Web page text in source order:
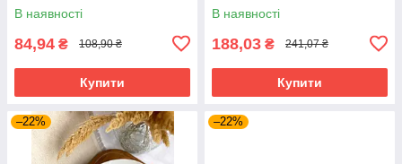
В наявності
84,94 ₴ 108,90 ₴
Купити
В наявності
188,03 ₴ 241,07 ₴
Купити
–22% –22%